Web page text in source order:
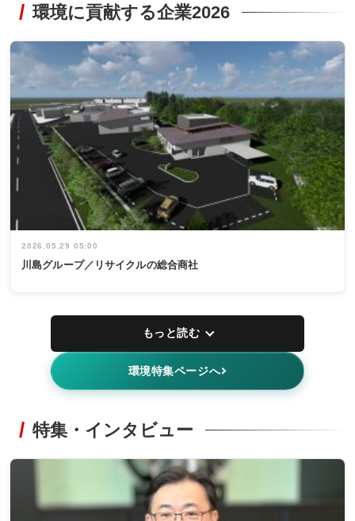
環境に貢献する企業2026
2026.05.29 05:00
川島グループ／リサイクルの総合商社
もっと読む
環境特集ページへ
特集・インタビュー